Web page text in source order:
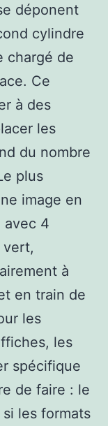
déponent
cylindre
chargé de
Ce
à des
les
du nombre
plus
image en
avec 4
vert,
à
en train de
les
les
spécifique
de faire : le
les formats